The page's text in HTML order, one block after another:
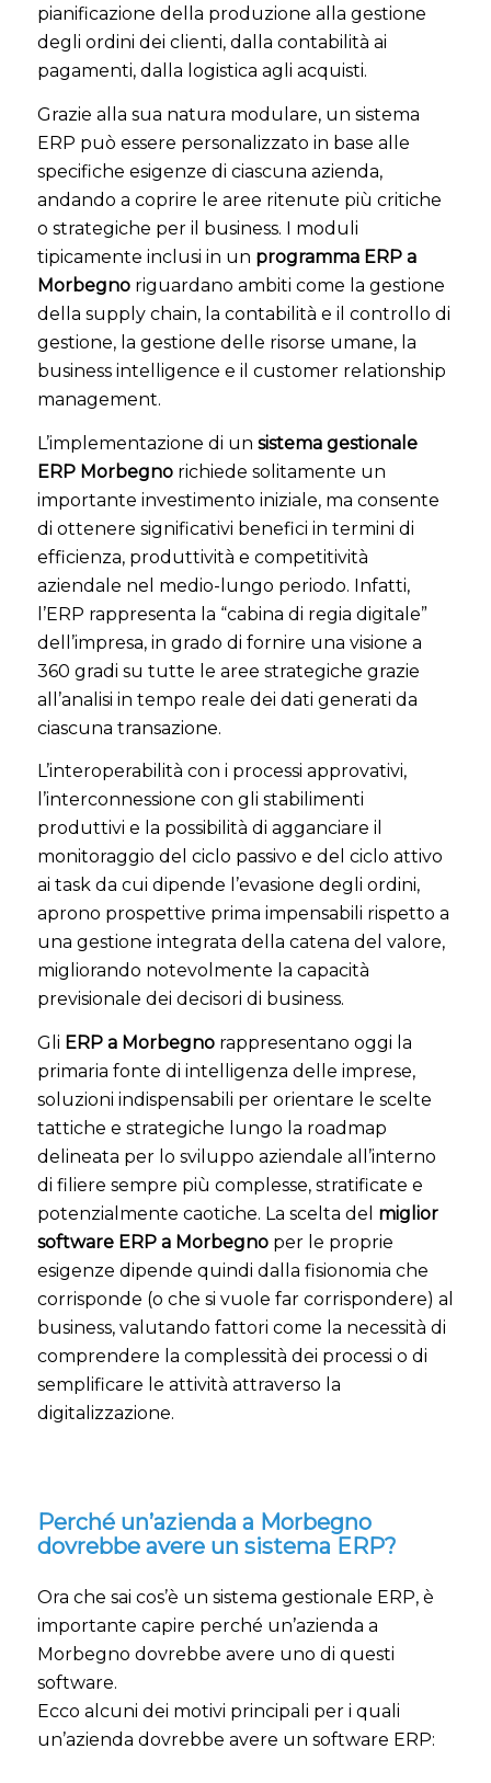
pianificazione della produzione alla gestione
degli ordini dei clienti, dalla contabilità ai
pagamenti, dalla logistica agli acquisti.
Grazie alla sua natura modulare, un sistema
ERP può essere personalizzato in base alle
specifiche esigenze di ciascuna azienda,
andando a coprire le aree ritenute più critiche
o strategiche per il business. I moduli
tipicamente inclusi in un programma ERP a
Morbegno riguardano ambiti come la gestione
della supply chain, la contabilità e il controllo di
gestione, la gestione delle risorse umane, la
business intelligence e il customer relationship
management.
L’implementazione di un sistema gestionale
ERP Morbegno richiede solitamente un
importante investimento iniziale, ma consente
di ottenere significativi benefici in termini di
efficienza, produttività e competitività
aziendale nel medio-lungo periodo. Infatti,
l’ERP rappresenta la “cabina di regia digitale”
dell’impresa, in grado di fornire una visione a
360 gradi su tutte le aree strategiche grazie
all’analisi in tempo reale dei dati generati da
ciascuna transazione.
L’interoperabilità con i processi approvativi,
l’interconnessione con gli stabilimenti
produttivi e la possibilità di agganciare il
monitoraggio del ciclo passivo e del ciclo attivo
ai task da cui dipende l’evasione degli ordini,
aprono prospettive prima impensabili rispetto a
una gestione integrata della catena del valore,
migliorando notevolmente la capacità
previsionale dei decisori di business.
Gli ERP a Morbegno rappresentano oggi la
primaria fonte di intelligenza delle imprese,
soluzioni indispensabili per orientare le scelte
tattiche e strategiche lungo la roadmap
delineata per lo sviluppo aziendale all’interno
di filiere sempre più complesse, stratificate e
potenzialmente caotiche. La scelta del miglior
software ERP a Morbegno per le proprie
esigenze dipende quindi dalla fisionomia che
corrisponde (o che si vuole far corrispondere) al
business, valutando fattori come la necessità di
comprendere la complessità dei processi o di
semplificare le attività attraverso la
digitalizzazione.
Perché un’azienda a Morbegno
dovrebbe avere un sistema ERP?
Ora che sai cos’è un sistema gestionale ERP, è
importante capire perché un’azienda a
Morbegno dovrebbe avere uno di questi
software.
Ecco alcuni dei motivi principali per i quali
un’azienda dovrebbe avere un software ERP: